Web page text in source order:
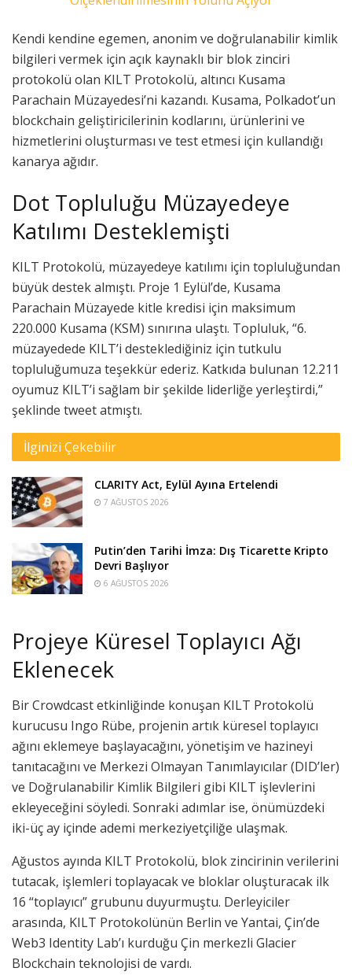
Kendi kendine egemen, anonim ve doğrulanabilir kimlik
bilgileri vermek için açık kaynaklı bir blok zinciri
protokolü olan KILT Protokolü, altıncı Kusama
Parachain Müzayedesi’ni kazandı. Kusama, Polkadot’un
blockchain geliştiricilerinin kodlarını, ürünlerini ve
hizmetlerini oluşturması ve test etmesi için kullandığı
kanarya ağıdır.
Dot Topluluğu Müzayedeye
Katılımı Desteklemişti
KILT Protokolü, müzayedeye katılımı için topluluğundan
büyük destek almıştı. Proje 1 Eylül’de, Kusama
Parachain Müzayede kitle kredisi için maksimum
220.000 Kusama (KSM) sınırına ulaştı. Topluluk, “6.
müzayedede KILT’i desteklediğiniz için tutkulu
topluluğumuza teşekkür ederiz. Katkıda bulunan 12.211
oyumuz KILT’i sağlam bir şekilde liderliğe yerleştirdi,”
şeklinde tweet atmıştı.
İlginizi Çekebilir
CLARITY Act, Eylül Ayına Ertelendi
7 AĞUSTOS 2026
Putin’den Tarihi İmza: Dış Ticarette Kripto
Devri Başlıyor
6 AĞUSTOS 2026
Projeye Küresel Toplayıcı Ağı
Eklenecek
Bir Crowdcast etkinliğinde konuşan KILT Protokolü
kurucusu Ingo Rübe, projenin artık küresel toplayıcı
ağını eklemeye başlayacağını, yönetişim ve hazineyi
tanıtacağını ve Merkezi Olmayan Tanımlayıcılar (DID’ler)
ve Doğrulanabilir Kimlik Bilgileri gibi KILT işlevlerini
ekleyeceğini söyledi. Sonraki adımlar ise, önümüzdeki
iki-üç ay içinde ademi merkeziyetçiliğe ulaşmak.
Ağustos ayında KILT Protokolü, blok zincirinin verilerini
tutacak, işlemleri toplayacak ve bloklar oluşturacak ilk
16 “toplayıcı” grubunu duyurmuştu. Derleyiciler
arasında, KILT Protokolünün Berlin ve Yantai, Çin’de
Web3 Identity Lab’ı kurduğu Çin merkezli Glacier
Blockchain teknolojisi de vardı.